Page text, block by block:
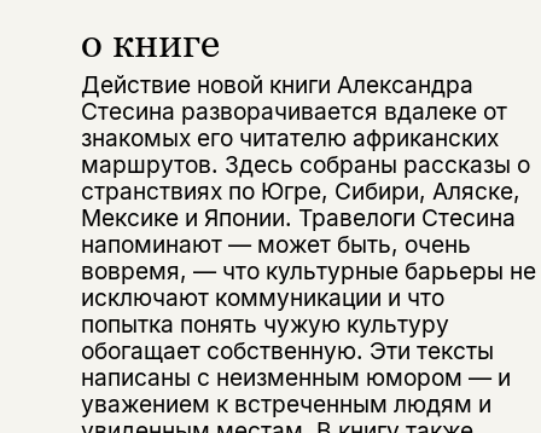
о книге
Действие новой книги Александра
Стесина разворачивается вдалеке от
знакомых его читателю африканских
маршрутов. Здесь собраны рассказы о
странствиях по Югре, Сибири, Аляске,
Мексике и Японии. Травелоги Стесина
напоминают — может быть, очень
вовремя, — что культурные барьеры не
исключают коммуникации и что
попытка понять чужую культуру
обогащает собственную. Эти тексты
написаны с неизменным юмором — и
уважением к встреченным людям и